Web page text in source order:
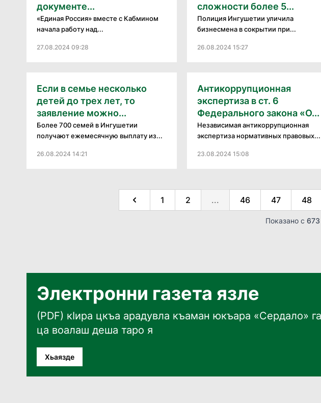
документе...
«Единая Россия» вместе с Кабмином
начала работу над...
27.08.2024 09:28
сложности более 5...
Полиция Ингушетии уличила
бизнесмена в сокрытии при...
26.08.2024 15:27
Если в семье несколько
детей до трех лет, то
заявление можно...
Более 700 семей в Ингушетии
получают ежемесячную выплату из...
26.08.2024 14:21
Антикоррупционная
экспертиза в ст. 6
Федерального закона «О...
Независимая антикоррупционная
экспертиза нормативных правовых...
23.08.2024 15:08
1 2 ... 46 47 48
Показано с 673
Электронни газета язле
(PDF) кӀира цкъа арадувла къаман юкъара «Сердало»
ца воалаш деша таро я
Хьаязде